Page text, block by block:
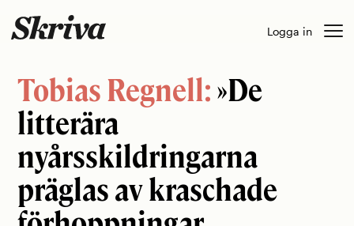
to
Logga in
Tobias Regnell:»De
litterära
nyårsskildringarna
präglas av kraschade